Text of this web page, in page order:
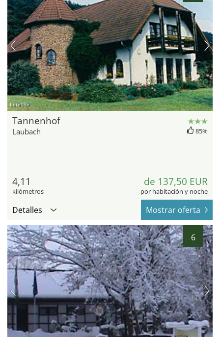
hotel.de
Tannenhof
Laubach 85%
4,11
kilómetros
de 137,50 EUR
por habitación y noche
Detalles Mostrar oferta
6